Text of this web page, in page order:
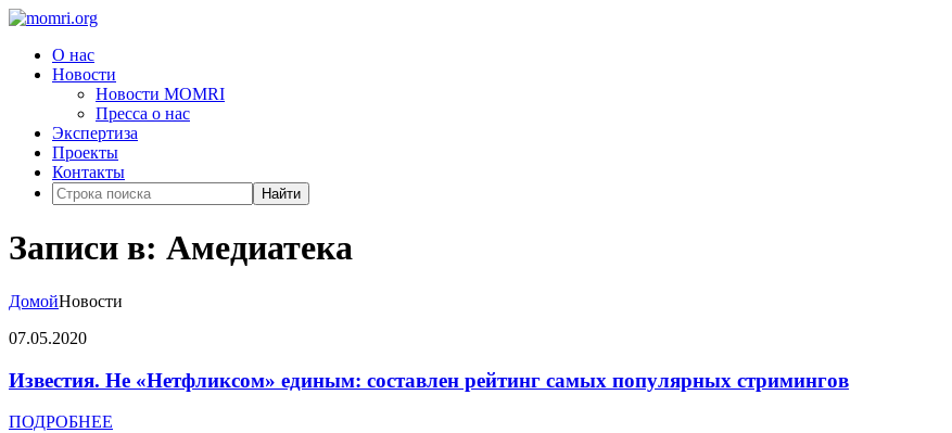
О нас
Новости
Новости MOMRI
Пресса о нас
Экспертиза
Проекты
Контакты
Найти
Записи в: Амедиатека
ДомойНовости
07.05.2020
Известия. Не «Нетфликсом» единым: составлен рейтинг самых популярных стримингов
ПОДРОБНЕЕ